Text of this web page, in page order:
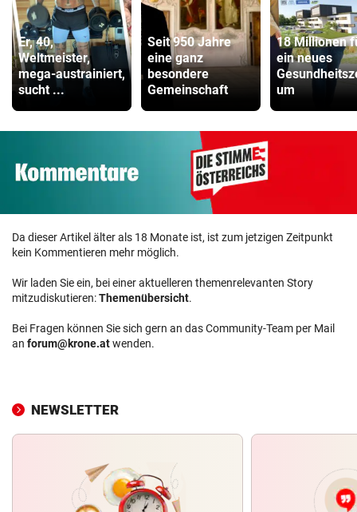
Er, 40,
Weltmeister,
mega-austrainiert,
sucht ...
Seit 950 Jahre
eine ganz
besondere
Gemeinschaft
18 Millionen
ein neues
um
Da dieser Artikel älter als 18 Monate ist, ist zum jetzigen Zeitpunkt
kein Kommentieren mehr möglich.
Wir laden Sie ein, bei einer aktuelleren themenrelevanten Story
mitzudiskutieren:Themenübersicht.
Bei Fragen können Sie sich gern an das Community-Team per Mail
an forum@krone.atwenden.
NEWSLETTER